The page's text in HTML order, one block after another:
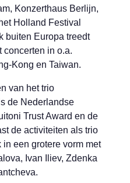
Konzerthaus Berlijn,
Holland Festival
buiten Europa treedt
concerten in o.a.
Kong en Taiwan.
van het trio
de Nederlandse
Trust Award en de
de activiteiten als trio
een grotere vorm met
Ivan Iliev, Zdenka